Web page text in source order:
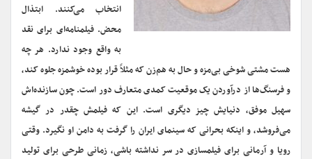
انتخاب می‌کنند. ابتذال
محض. فیلمنامه‌ای برای نقد
به واقع وجود ندارد. هر چه
هست مشتی شوخی بی‌مزه و حال به هم‌زن که مثلاً قرار بوده خوشمزه جلوه کند،
و فرسنگ‌ها از درآوردن یک موقعیت کمدی متعارف دور است. چون سازنده‌اش
سهیل موفق، دنیایش چیز دیگری است. این که فیلمش چقدر در گیشه
می‌فروشد، و اینکه بحرانی که سینمای ایران را گرفت به دامن او نگیرد. وقتی
رویا و آرمانی برای فیلمسازی در سر نداشته باشی، زمانی طرحی برای تولید